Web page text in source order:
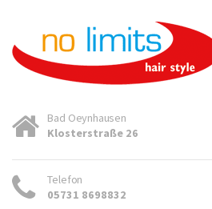
Bad Oeynhausen
Klosterstraße 26
Telefon
05731 8698832